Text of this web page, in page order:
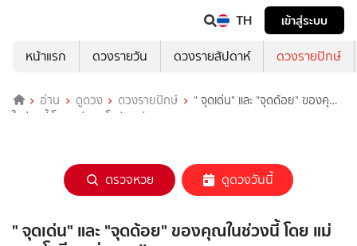
TH
เข้าสู่ระบบ
หน้าแรก
ดวงรายวัน ดวงรายสัปดาห์ ดวงรายปักษ์
อ่าน ดูดวง ดวงรายปักษ์
" จุดเด่น" และ "จุดด้อย" ของคุณ
ในช่วงนี้ โดย แม่หมอโซบีม แห่งดวงlive
ตรวจหวย ดูดวงวันนี้
" จุดเด่น" และ "จุดด้อย" ของคุณในช่วงนี้ โดย แม่